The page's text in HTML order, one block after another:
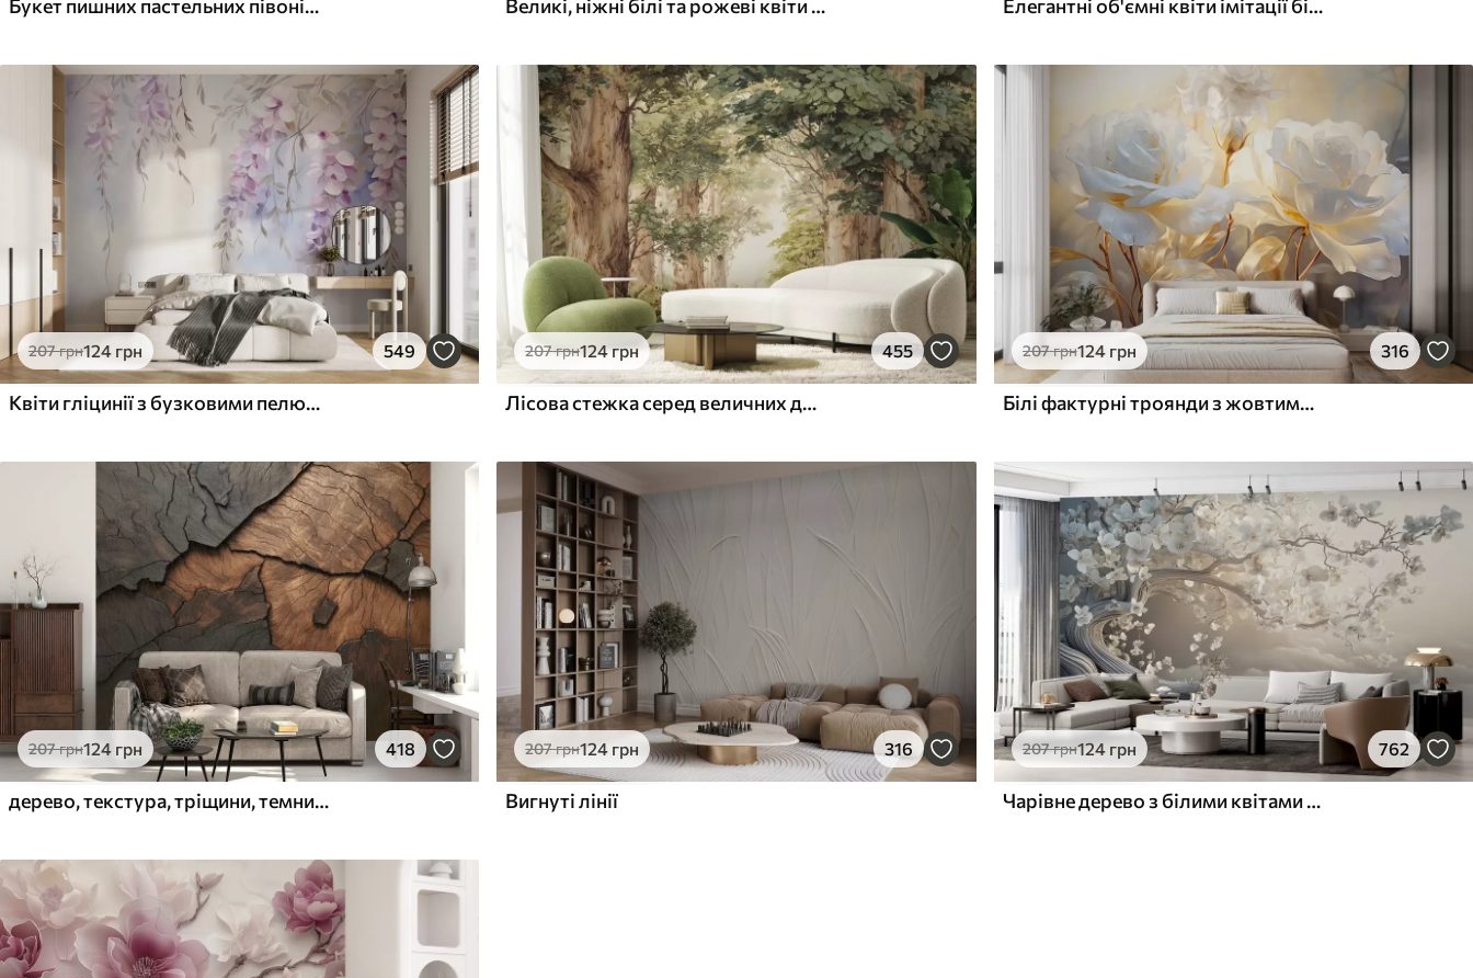
Букет пишних пастельних півоній та інших квітів на м'якому розмитому тлі Великі, ніжні білі та рожеві квіти півонії з м'якими, пухнастими пелюстками на розмитому сірому тлі Елегантні об'ємні квіти імітації білої півонії з м'якими пелюстками та пастельно-жовтими серединками на світлому фоні
207грн124 грн 549
Квіти гліцинії з бузковими пелюстками та зеленим листям, що звисає з гілок, м'які пастельні кольори, пастельний фон
207грн124грн 455
Лісова стежка серед величних дерев у стилі акварелі
207грн124 грн 316
Білі фактурні троянди з жовтими стеблами і листям, м'яке освітлення, світлий фон з розмитими квітковими формами
207грн124 грн 418
дерево, текстура, тріщини, темний, кора, поверхня
207грн124 грн 316
Вигнуті лінії
207грн124 грн 762
Чарівне дерево з білими квітами на тлі хмар в цікавому стилі в ніжних теплих тонах